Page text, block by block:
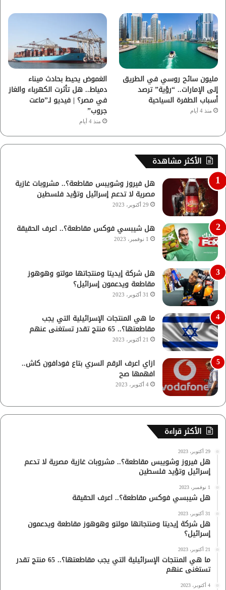
مليون سائح روسي في الطريق
إلى الإمارات.. “رؤية” ترصد
أسباب الطفرة السياحية
منذ 4 أيام
الغموض يحيط بحادث ميناء
دمياط.. هل تأثرت الكهرباء والغاز
في مصر؟ | فيديو لـ”ماعت
جروب”
منذ 4 أيام
الأكثر مشاهدة
هل فيروز وشويبس مقاطعة؟.. مشروبات غازية
مصرية لا تدعم إسرائيل وتؤيد فلسطين
29 أكتوبر، 2023
هل شيبسي فوكس مقاطعة؟.. اعرف الحقيقة
1 نوفمبر، 2023
هل شركة إيديتا ومنتجاتها مولتو وهوهوز
مقاطعة ويدعمون إسرائيل؟
31 أكتوبر، 2023
ما هي المنتجات الإسرائيلية التي يجب
مقاطعتها؟.. 65 منتج تقدر تستغنى عنهم
21 أكتوبر، 2023
ازاي اعرف الرقم السري بتاع فودافون كاش..
افهمها صح
4 أكتوبر، 2023
الأكثر قراءة
29 أكتوبر، 2023
هل فيروز وشويبس مقاطعة؟.. مشروبات غازية مصرية لا تدعم
إسرائيل وتؤيد فلسطين
1 نوفمبر، 2023
هل شيبسي فوكس مقاطعة؟.. اعرف الحقيقة
31 أكتوبر، 2023
هل شركة إيديتا ومنتجاتها مولتو وهوهوز مقاطعة ويدعمون
إسرائيل؟
21 أكتوبر، 2023
ما هي المنتجات الإسرائيلية التي يجب مقاطعتها؟.. 65 منتج تقدر
تستغنى عنهم
4 أكتوبر، 2023